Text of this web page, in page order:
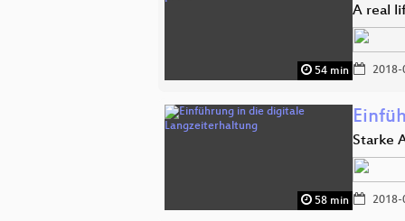
54 min
A real
58 min
Starke